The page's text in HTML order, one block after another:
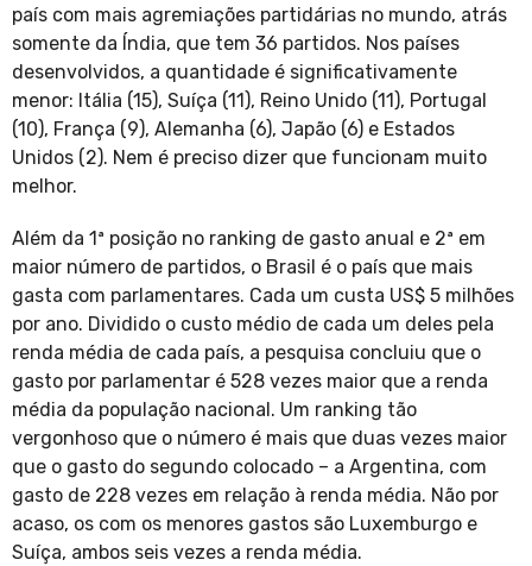
país com mais agremiações partidárias no mundo, atrás
somente da Índia, que tem 36 partidos. Nos países
desenvolvidos, a quantidade é significativamente
menor: Itália (15), Suíça (11), Reino Unido (11), Portugal
(10), França (9), Alemanha (6), Japão (6) e Estados
Unidos (2). Nem é preciso dizer que funcionam muito
melhor.
Além da 1ª posição no ranking de gasto anual e 2ª em
maior número de partidos, o Brasil é o país que mais
gasta com parlamentares. Cada um custa US$ 5 milhões
por ano. Dividido o custo médio de cada um deles pela
renda média de cada país, a pesquisa concluiu que o
gasto por parlamentar é 528 vezes maior que a renda
média da população nacional. Um ranking tão
vergonhoso que o número é mais que duas vezes maior
que o gasto do segundo colocado – a Argentina, com
gasto de 228 vezes em relação à renda média. Não por
acaso, os com os menores gastos são Luxemburgo e
Suíça, ambos seis vezes a renda média.